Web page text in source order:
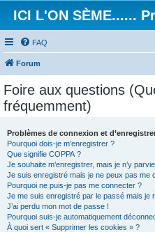
ICI L'ON SÈME......
FAQ
Forum
Foire aux questions
fréquemment)
Problèmes de connexion et
Pourquoi dois-je m’enregistrer ?
Que signifie COPPA ?
Je souhaite m’enregistrer, mais je n’y
Je suis enregistré mais je ne peux pas me
Pourquoi ne puis-je pas me connecter ?
Je me suis enregistré par le passé mais je
J’ai perdu mon mot de passe !
Pourquoi suis-je automatiquement
À quoi sert « Supprimer les cookies » ?